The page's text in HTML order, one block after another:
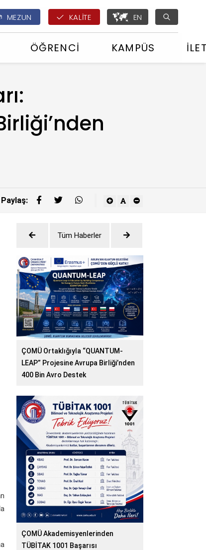
MEZUN KALİTE EN
English - ÇOMÜ
ÖĞRENCİ KAMPÜS
Paylaş:
Tüm Haberler
ÇOMÜ Ortaklığıyla “QUANTUM-
LEAP” Projesine Avrupa Birliği’nden
400 Bin Avro Destek
ÇOMÜ Akademisyenlerinden
TÜBİTAK 1001 Başarısı